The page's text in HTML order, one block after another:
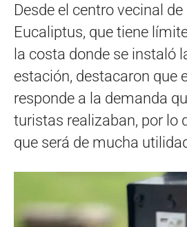
Desde el centro vecinal
Eucaliptus, que tiene
la costa donde se instaló
estación, destacaron que
responde a la demanda
turistas realizaban, por lo
que será de mucha